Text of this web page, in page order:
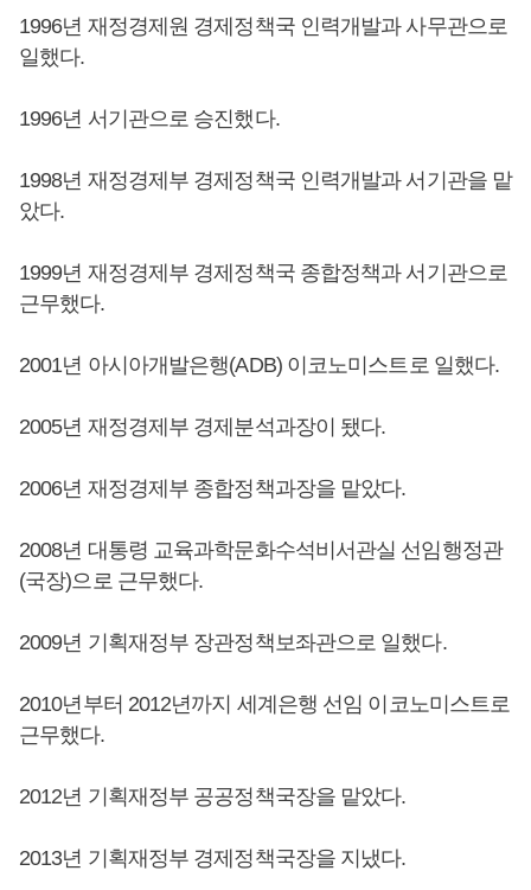
1996년 재정경제원 경제정책국 인력개발과 사무관으로
일했다.
1996년 서기관으로 승진했다.
1998년 재정경제부 경제정책국 인력개발과 서기관을 맡
았다.
1999년 재정경제부 경제정책국 종합정책과 서기관으로
근무했다.
2001년 아시아개발은행(ADB) 이코노미스트로 일했다.
2005년 재정경제부 경제분석과장이 됐다.
2006년 재정경제부 종합정책과장을 맡았다.
2008년 대통령 교육과학문화수석비서관실 선임행정관
(국장)으로 근무했다.
2009년 기획재정부 장관정책보좌관으로 일했다.
2010년부터 2012년까지 세계은행 선임 이코노미스트로
근무했다.
2012년 기획재정부 공공정책국장을 맡았다.
2013년 기획재정부 경제정책국장을 지냈다.